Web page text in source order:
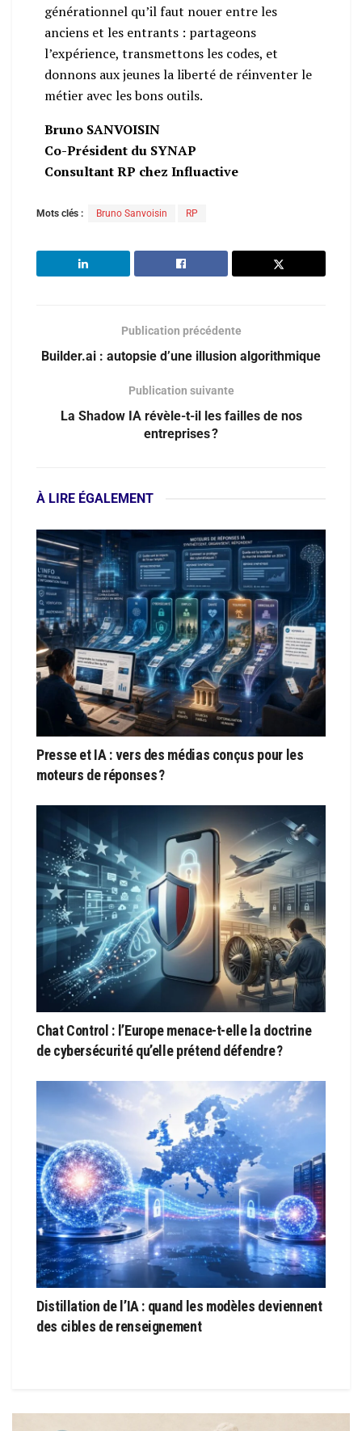
générationnel qu’il faut nouer entre les
anciens et les entrants : partageons
l’expérience, transmettons les codes, et
donnons aux jeunes la liberté de réinventer le
métier avec les bons outils.
Bruno SANVOISIN
Co-Président du SYNAP
Consultant RP chez Influactive
Mots clés : Bruno Sanvoisin RP
Publication précédente
Builder.ai : autopsie d’une illusion algorithmique
Publication suivante
La Shadow IA révèle-t-il les failles de nos
entreprises ?
À LIRE ÉGALEMENT
Presse et IA : vers des médias conçus pour les
moteurs de réponses ?
Chat Control : l’Europe menace-t-elle la doctrine
de cybersécurité qu’elle prétend défendre ?
Distillation de l’IA : quand les modèles deviennent
des cibles de renseignement